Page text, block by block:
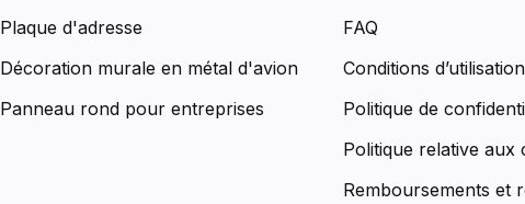
Plaque d'adresse
Décoration murale en métal d'avion
Panneau rond pour entreprises
FAQ
Conditions d’utilisation
Politique de
Politique relative aux
Remboursements et